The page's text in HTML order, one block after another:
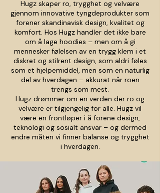
Hugz skaper ro, trygghet og velvære
gjennom innovative tyngdeprodukter som
forener skandinavisk design, kvalitet og
komfort. Hos Hugz handler det ikke bare
om å lage hoodies – men om å gi
mennesker følelsen av en trygg klem i et
diskret og stilrent design, som aldri føles
som et hjelpemiddel, men som en naturlig
del av hverdagen – akkurat når roen
trengs som mest.
Hugz drømmer om en verden der ro og
velvære er tilgjengelig for alle. Hugz vil
være en frontløper i å forene design,
teknologi og sosialt ansvar – og dermed
endre måten vi finner balanse og trygghet
i hverdagen.